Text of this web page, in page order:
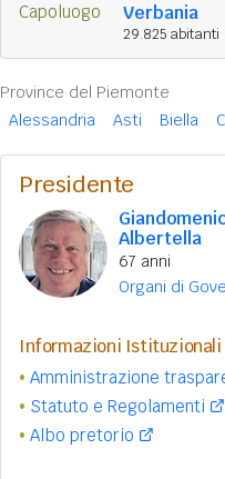
Capoluogo Verbania
29.825 abitanti
Province del Piemonte
Alessandria
Asti Biella
Presidente
Albertella
67 anni
Organi di
Informazioni Istituzionali
Amministrazione
Statuto e Regolamenti
Albo pretorio